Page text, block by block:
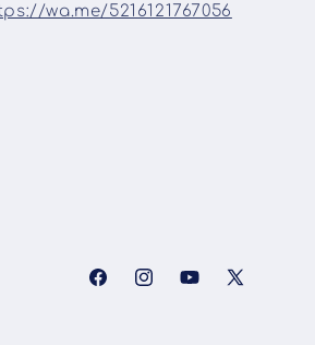
wa.me/5216121767056
FacebookInstagramYouTube
X